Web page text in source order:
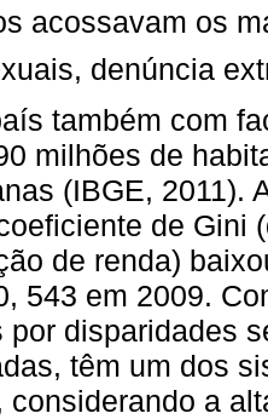
acossavam os
denúncia
também com
milhões de
(IBGE, 2011).
de Gini
de renda)
543 em 2009.
por disparidades
têm um dos
considerando a